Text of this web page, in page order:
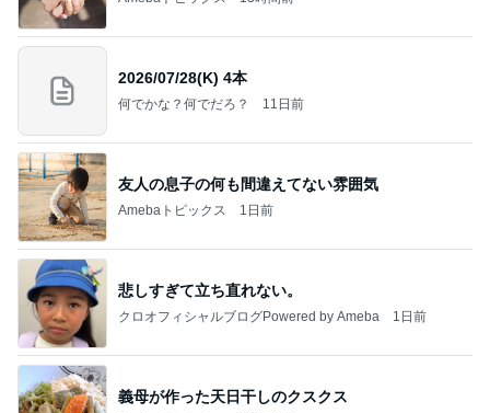
2026/07/28(K) 4本
何でかな？何でだろ？ 11日前
友人の息子の何も間違えてない雰囲気
Amebaトピックス 1日前
悲しすぎて立ち直れない。
クロオフィシャルブログPowered by Ameba 1日前
義母が作った天日干しのクスクス